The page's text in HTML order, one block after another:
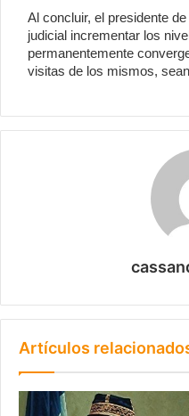
Al concluir, el presidente
judicial incrementar los
permanentemente
visitas de los mismos,
Artículos